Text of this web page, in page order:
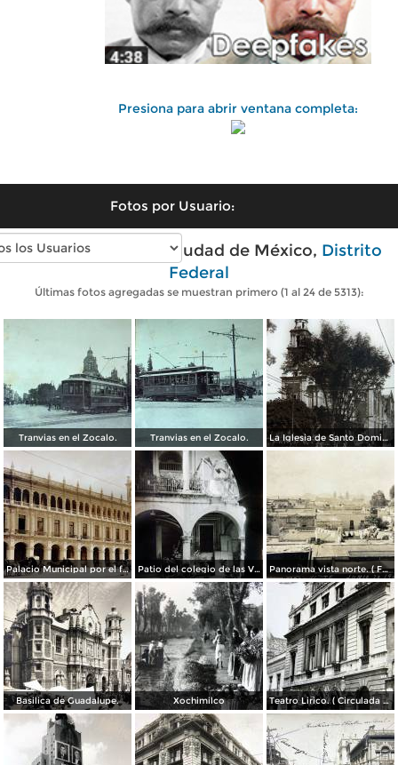
Presiona para abrir ventana completa:
Fotos por Usuario:
Fotos antiguas de Ciudad de México, Distrito
Federal
Últimas fotos agregadas se muestran primero (1 al 24 de 5313):
Tranvias en el Zocalo. Tranvias en el Zocalo. La Iglesia de Santo Domingo.
Palacio Municipal por el fotografo Hugo Brehme.. Patio del colegio de las Vizcainas por el fotografo Hugo Brehme. Panorama vista norte. ( Fechada el 20 de Junio de 1905 ).
Basilica de Guadalupe. Xochimilco Teatro Lirico. ( Circulada el 1 de Agosto de 1926 ).